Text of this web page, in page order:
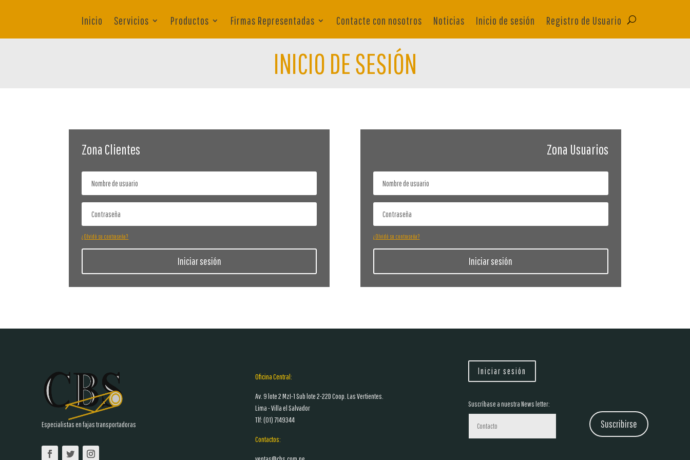
Inicio Servicios Productos Firmas Representadas Contacte con nosotros Noticias Inicio de sesión Registro de Usuario
INICIO DE SESIÓN
Zona Clientes
¿Olvidó su contraseña?
Iniciar sesión
Zona Usuarios
¿Olvidó su contraseña?
Iniciar sesión
Especialistas en fajas transportadoras
Oficina Central:
Av. 9 lote 2 MzI-1 Sub lote 2-22D Coop. Las Vertientes.
Lima - Villa el Salvador
Tlf: (01)7149344
Contactos:
Iniciar sesión
Suscríbase a nuestra News letter:
Suscribirse